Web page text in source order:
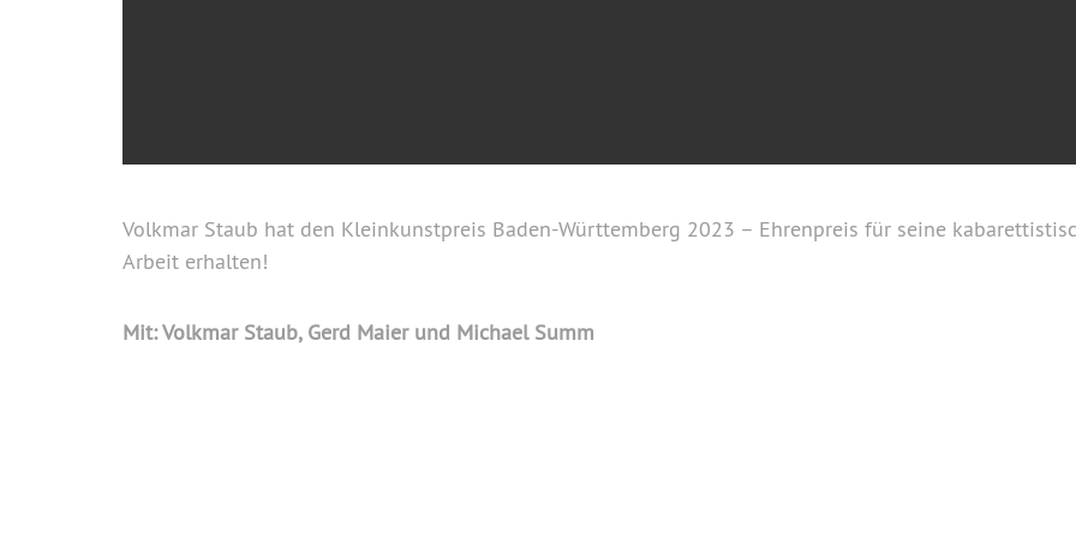
Volkmar Staub hat den Kleinkunstpreis Baden-Württemberg 2023 – Ehrenpreis für seine
Arbeit erhalten!
Mit: Volkmar Staub, Gerd Maier und Michael Summ